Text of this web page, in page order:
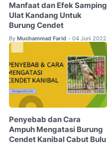
Manfaat dan Efek Samping
Ulat Kandang Untuk
Burung Cendet
By Muchammad Farid • 04 Juni 2022
Penyebab dan Cara
Ampuh Mengatasi Burung
Cendet Kanibal Cabut Bulu